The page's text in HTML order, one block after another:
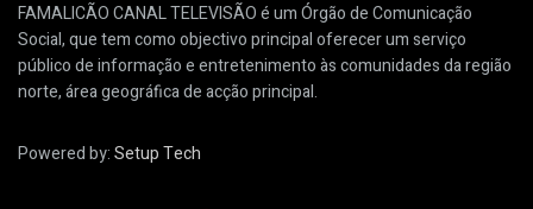
FAMALICÃO CANAL TELEVISÃO é um Órgão de Comunicação
Social, que tem como objectivo principal oferecer um serviço
público de informação e entretenimento às comunidades da região
norte, área geográfica de acção principal.
Powered by:Setup Tech